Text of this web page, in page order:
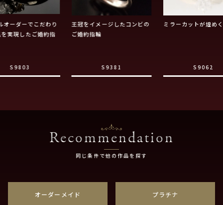
オーダーでこだわり
実現したご婚約指
S9803
王冠をイメージしたコンビの
ご婚約指輪
S9381
ミラーカットが煌めく
S9062
Recommendation
同じ条件で他の作品を探す
オーダーメイド プラチナ